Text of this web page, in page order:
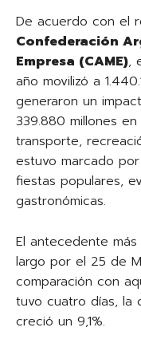
De acuerdo con el
Confederación
Empresa (CAME),
año movilizó a
generaron un
339.880 millones
transporte,
estuvo marcado
fiestas populares,
gastronómicas.
El antecedente
largo por el 25 de
comparación con
tuvo cuatro días, la
creció un 9,1%.